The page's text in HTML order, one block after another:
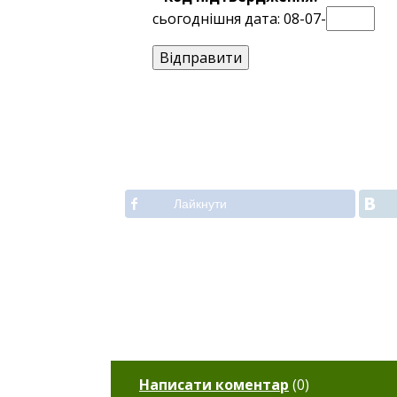
сьогоднішня дата: 08-07-
Лайкнути
Написати коментар (0)